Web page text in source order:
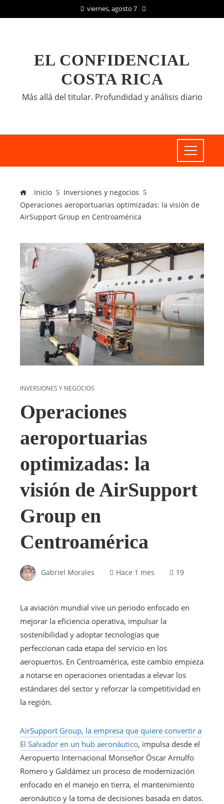
viernes, agosto 7
EL CONFIDENCIAL
COSTA RICA
Más allá del titular. Profundidad y análisis diario
Inicio
Inversiones y negocios
Operaciones aeroportuarias optimizadas: la visión de
AirSupport Group en Centroamérica
INVERSIONES Y NEGOCIOS
Operaciones
aeroportuarias
optimizadas: la
visión de AirSupport
Group en
Centroamérica
Gabriel Morales Hace 1 mes 19
La aviación mundial vive un periodo enfocado en
mejorar la eficiencia operativa, impulsar la
sostenibilidad y adoptar tecnologías que
perfeccionan cada etapa del servicio en los
aeropuertos. En Centroamérica, este cambio empieza
a notarse en operaciones orientadas a elevar los
estándares del sector y reforzar la competitividad en
la región.
AirSupport Group, la empresa que quiere convertir a
El Salvador en un hub aeronáutico, impulsa desde el
Aeropuerto Internacional Monseñor Óscar Arnulfo
Romero y Galdámez un proceso de modernización
enfocado en el manejo en tierra, el mantenimiento
aeronáutico y la toma de decisiones basada en datos.